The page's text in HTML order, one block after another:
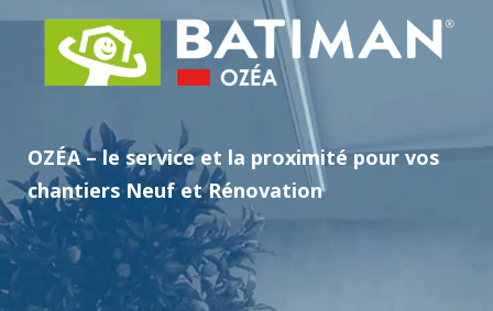
OZÉA – le service et la proximité pour vos
chantiers Neuf et Rénovation